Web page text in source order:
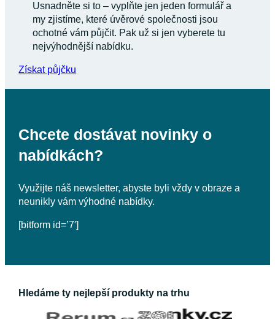
Usnadněte si to – vyplňte jen jeden formulář a
my zjistíme, které úvěrové společnosti jsou
ochotné vám půjčit. Pak už si jen vyberete tu
nejvýhodnější nabídku.
Získat půjčku
Chcete dostávat novinky o
nabídkách?
Využijte náš newsletter, abyste byli vždy v obraze a
neunikly vám výhodné nabídky.
[bitform id=’7′]
Hledáme ty nejlepší produkty na trhu